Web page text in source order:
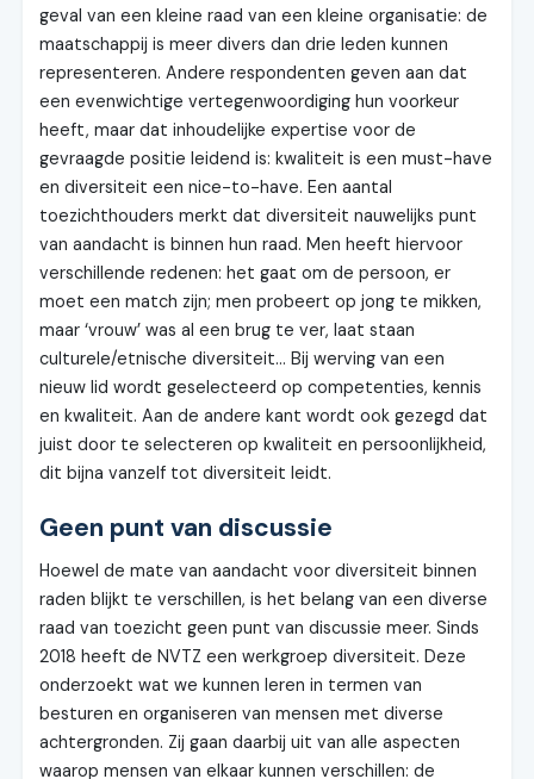
geval van een kleine raad van een kleine organisatie: de
maatschappij is meer divers dan drie leden kunnen
representeren. Andere respondenten geven aan dat
een evenwichtige vertegenwoordiging hun voorkeur
heeft, maar dat inhoudelijke expertise voor de
gevraagde positie leidend is: kwaliteit is een must-have
en diversiteit een nice-to-have. Een aantal
toezichthouders merkt dat diversiteit nauwelijks punt
van aandacht is binnen hun raad. Men heeft hiervoor
verschillende redenen: het gaat om de persoon, er
moet een match zijn; men probeert op jong te mikken,
maar ‘vrouw’ was al een brug te ver, laat staan
culturele/etnische diversiteit… Bij werving van een
nieuw lid wordt geselecteerd op competenties, kennis
en kwaliteit. Aan de andere kant wordt ook gezegd dat
juist door te selecteren op kwaliteit en persoonlijkheid,
dit bijna vanzelf tot diversiteit leidt.
Geen punt van discussie
Hoewel de mate van aandacht voor diversiteit binnen
raden blijkt te verschillen, is het belang van een diverse
raad van toezicht geen punt van discussie meer. Sinds
2018 heeft de NVTZ een werkgroep diversiteit. Deze
onderzoekt wat we kunnen leren in termen van
besturen en organiseren van mensen met diverse
achtergronden. Zij gaan daarbij uit van alle aspecten
waarop mensen van elkaar kunnen verschillen: de